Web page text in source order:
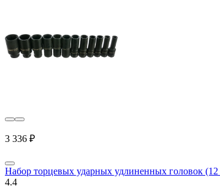
3 336 ₽
Набор торцевых ударных удлиненных головок
4.4